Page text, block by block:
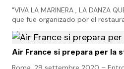
"VIVA LA MARINERA , LA DANZA
que fue organizado por el
Air France si prepara per la